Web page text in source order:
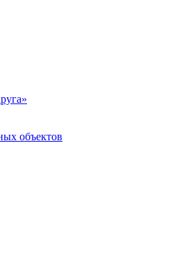
объектов